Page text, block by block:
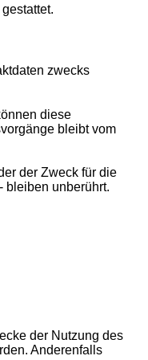
zwecks
diese
bleibt vom
der Zweck für die
bleiben unberührt.
der Nutzung des
Anderenfalls